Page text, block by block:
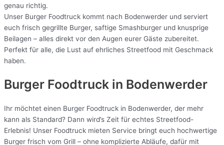
genau richtig.
Unser Burger Foodtruck kommt nach Bodenwerder und serviert
euch frisch gegrillte Burger, saftige Smashburger und knusprige
Beilagen – alles direkt vor den Augen eurer Gäste zubereitet.
Perfekt für alle, die Lust auf ehrliches Streetfood mit Geschmack
haben.
Burger Foodtruck in Bodenwerder
Ihr möchtet einen Burger Foodtruck in Bodenwerder, der mehr
kann als Standard? Dann wird’s Zeit für echtes Streetfood-
Erlebnis! Unser Foodtruck mieten Service bringt euch hochwertige
Burger frisch vom Grill – ohne komplizierte Abläufe, dafür mit